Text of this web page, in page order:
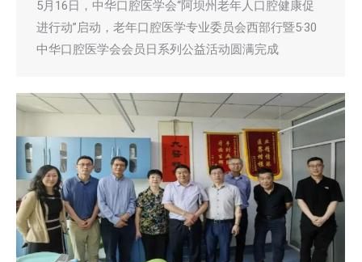
5月16日，中华口腔医学会“阿坝州老年人口腔健康促
进行动”启动，老年口腔医学专业委员会西部行暨5·30
中华口腔医学会会员日系列公益活动圆满完成